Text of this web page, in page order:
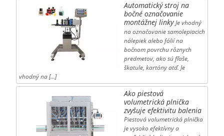
Automatický stroj na
bočné označovanie
montážnej linky Je vhodný
na označovanie samolepiacich
nálepiek alebo fólií na
bočnom povrchu rôznych
predmetov, ako sú fľaše,
škatule, kartóny atď. Je
vhodný na […]
Ako piestová
volumetrická plnička
zvyšuje efektivitu balenia
Piestová volumetrická plnička
je vysoko efektívny a